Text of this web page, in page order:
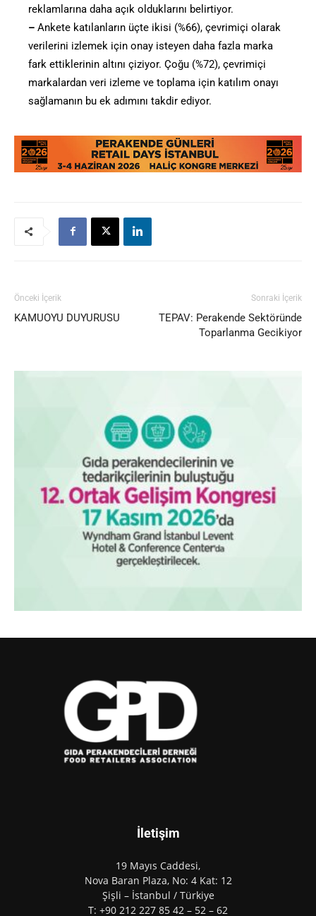
reklamlarına daha açık olduklarını belirtiyor.
– Ankete katılanların üçte ikisi (%66), çevrimiçi olarak
verilerini izlemek için onay isteyen daha fazla marka
fark ettiklerinin altını çiziyor. Çoğu (%72), çevrimiçi
markalardan veri izleme ve toplama için katılım onayı
sağlamanın bu ek adımını takdir ediyor.
Önceki İçerik
KAMUOYU DUYURUSU
Sonraki İçerik
TEPAV: Perakende Sektöründe
Toparlanma Gecikiyor
İletişim
19 Mayıs Caddesi,
Nova Baran Plaza, No: 4 Kat: 12
Şişli – İstanbul / Türkiye
T: +90 212 227 85 42 – 52 – 62